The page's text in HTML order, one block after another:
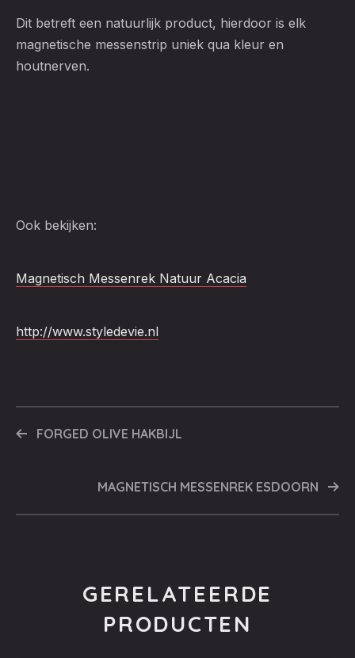
Dit betreft een natuurlijk product, hierdoor is elk
magnetische messenstrip uniek qua kleur en
houtnerven.
Ook bekijken:
Magnetisch Messenrek Natuur Acacia
http://www.styledevie.nl
FORGED OLIVE HAKBIJL
MAGNETISCH MESSENREK ESDOORN
GERELATEERDE
PRODUCTEN